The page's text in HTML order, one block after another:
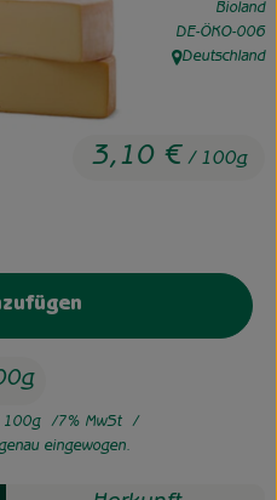
3,10 €/ 100g
Bioland
, Kontrollstelle:
DE-ÖKO-006
, Herkunft:
Deutschland
zum Warenkorb
7% MwSt
eingewogen.